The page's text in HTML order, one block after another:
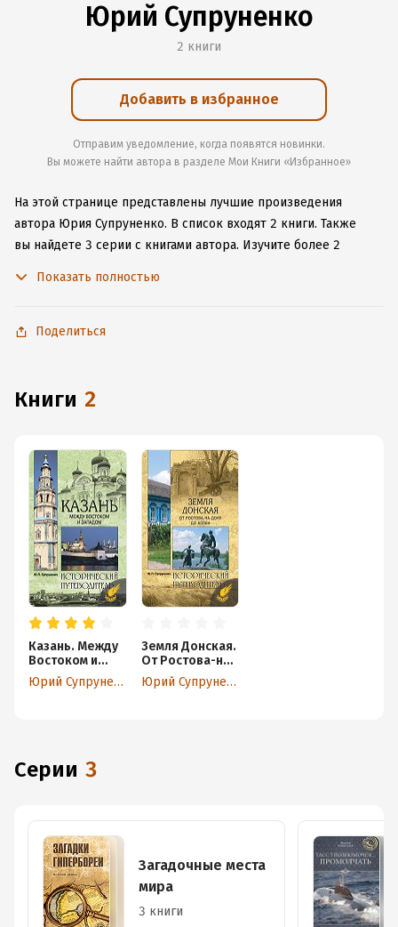
Юрий Супруненко
2 книги
Добавить в избранное
Отправим уведомление, когда появятся новинки.
Вы можете найти автора в разделе Мои Книги «Избранное»
На этой странице представлены лучшие произведения
автора Юрия Супруненко. В список входят 2 книги. Также
вы найдете 3 серии с книгами автора. Изучите более 2
не расставаться с любимыми произведениями даже без
Показать полностью
Поделиться
книги 2
Казань. Между
Востоком и
Западом
Юрий Супруненко
Земля Донская.
От Ростова-на-
Дону до Азова Юрий Супруненко
Серии 3
Загадочные места
мира
3 книги